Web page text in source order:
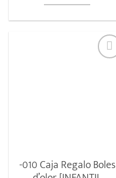
5
-010 Caja Regalo Boles